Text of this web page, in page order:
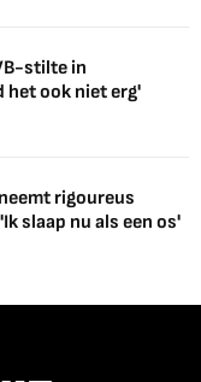
stilte in
het ook niet erg'
rigoureus
slaap nu als een os'